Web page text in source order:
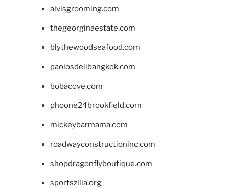
alvisgrooming.com
thegeorginaestate.com
blythewoodseafood.com
paolosdelibangkok.com
bobacove.com
phoone24brookfield.com
mickeybarmama.com
roadwayconstructioninc.com
shopdragonflyboutique.com
sportszilla.org